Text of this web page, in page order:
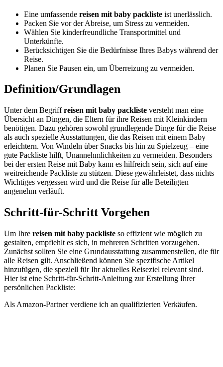
Eine umfassende reisen mit baby packliste ist unerlässlich.
Packen Sie vor der Abreise, um Stress zu vermeiden.
Wählen Sie kinderfreundliche Transportmittel und
Unterkünfte.
Berücksichtigen Sie die Bedürfnisse Ihres Babys während der
Reise.
Planen Sie Pausen ein, um Überreizung zu vermeiden.
Definition/Grundlagen
Unter dem Begriffreisen mit baby packliste versteht man eine
Übersicht an Dingen, die Eltern für ihre Reisen mit Kleinkindern
benötigen. Dazu gehören sowohl grundlegende Dinge für die Reise
als auch spezielle Ausstattungen, die das Reisen mit einem Baby
erleichtern. Von Windeln über Snacks bis hin zu Spielzeug – eine
gute Packliste hilft, Unannehmlichkeiten zu vermeiden. Besonders
bei der ersten Reise mit Baby kann es hilfreich sein, sich auf eine
weitreichende Packliste zu stützen. Diese gewährleistet, dass nichts
Wichtiges vergessen wird und die Reise für alle Beteiligten
angenehm verläuft.
Schritt-für-Schritt Vorgehen
Um Ihre reisen mit baby packliste so effizient wie möglich zu
gestalten, empfiehlt es sich, in mehreren Schritten vorzugehen.
Zunächst sollten Sie eine Grundausstattung zusammenstellen, die für
alle Reisen gilt. Anschließend können Sie spezifische Artikel
hinzufügen, die speziell für Ihr aktuelles Reiseziel relevant sind.
Hier ist eine Schritt-für-Schritt-Anleitung zur Erstellung Ihrer
persönlichen Packliste:
Als Amazon-Partner verdiene ich an qualifizierten Verkäufen.